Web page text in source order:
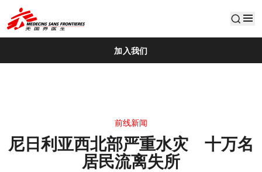
default
加入我们
前线新闻
尼日利亚西北部严重水灾 十万名
居民流离失所